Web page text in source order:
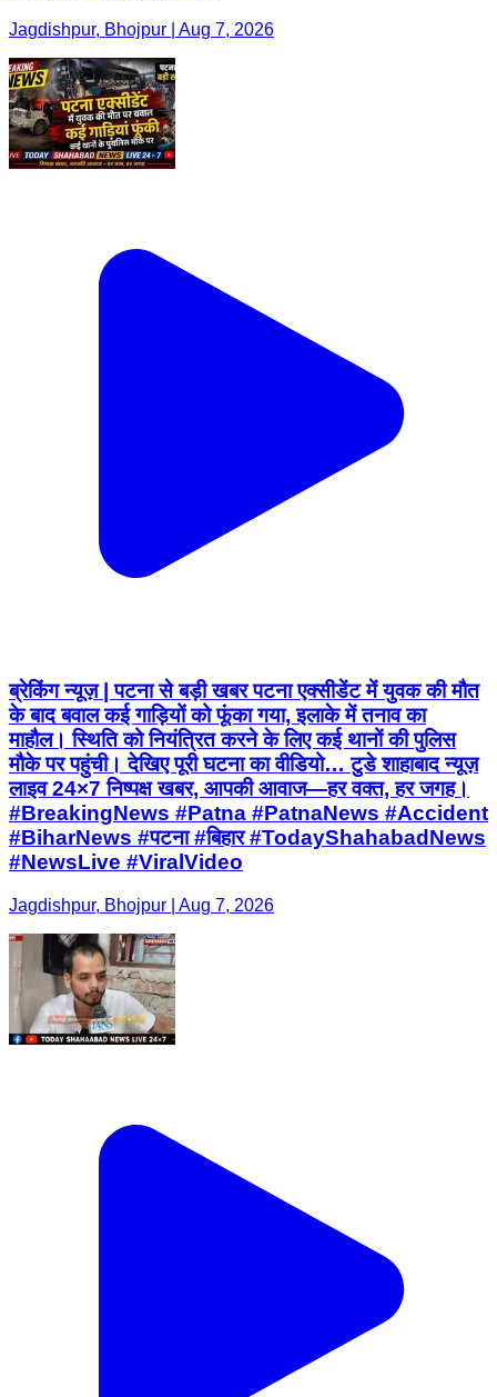
Jagdishpur, Bhojpur | Aug 7, 2026
ब्रेकिंग न्यूज़ | पटना से बड़ी खबर पटना एक्सीडेंट में युवक की मौत
के बाद बवाल कई गाड़ियों को फूंका गया, इलाके में तनाव का
माहौल। स्थिति को नियंत्रित करने के लिए कई थानों की पुलिस
मौके पर पहुंची। देखिए पूरी घटना का वीडियो… टुडे शाहाबाद न्यूज़
लाइव 24×7 निष्पक्ष खबर, आपकी आवाज—हर वक्त, हर जगह।
#BreakingNews #Patna #PatnaNews #Accident
#BiharNews #पटना #बिहार #TodayShahabadNews
#NewsLive #ViralVideo
Jagdishpur, Bhojpur | Aug 7, 2026